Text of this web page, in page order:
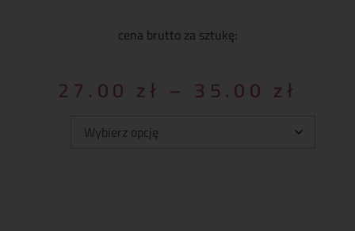
cena brutto za sztukę:
27.00 zł – 35.00 zł